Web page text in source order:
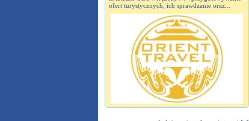
ofert turystycznych, ich sprawdzanie oraz...